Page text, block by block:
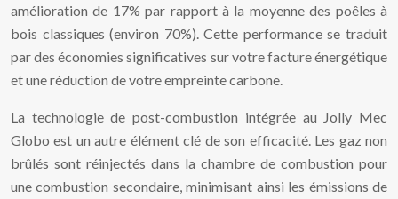
amélioration de 17% par rapport à la moyenne des poêles à
bois classiques (environ 70%). Cette performance se traduit
par des économies significatives sur votre facture énergétique
et une réduction de votre empreinte carbone.
La technologie de post-combustion intégrée au Jolly Mec
Globo est un autre élément clé de son efficacité. Les gaz non
brûlés sont réinjectés dans la chambre de combustion pour
une combustion secondaire, minimisant ainsi les émissions de